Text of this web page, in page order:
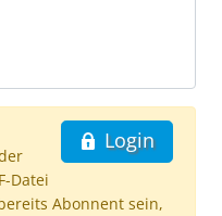
Login
Datei
Abonnent sein,